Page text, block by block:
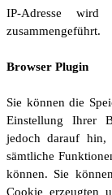
IP-Adresse
zusammengeführt.
Browser Plugin
Sie können die
Einstellung Ihrer
jedoch darauf hin,
sämtliche
können. Sie
Cookie erzeugten